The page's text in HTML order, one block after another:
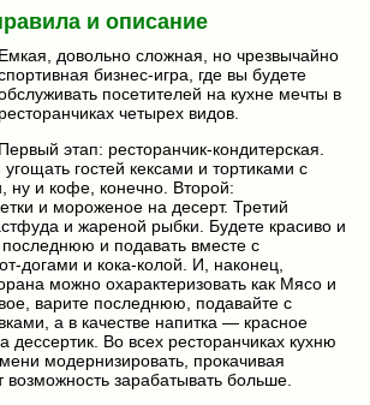
и описание
Емкая, довольно сложная, но чрезвычайно
бизнес-игра, где вы будете
посетителей на кухне мечты в
ресторанчиках четырех видов.
Первый этап: ресторанчик-кондитерская.
гостей кексами и тортиками с
ну и кофе, конечно. Второй:
и мороженое на десерт. Третий
и жареной рыбки. Будете красиво и
последнюю и подавать вместе с
догами и кока-колой. И, наконец,
можно охарактеризовать как Мясо и
варите последнюю, подавайте с
а в качестве напитка — красное
дессертик. Во всех ресторанчиках кухню
модернизировать, прокачивая
возможность зарабатывать больше.